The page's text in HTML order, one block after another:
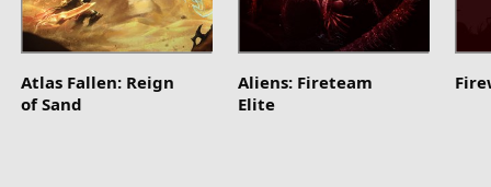
Atlas Fallen: Reign
of Sand
Aliens: Fireteam
Elite